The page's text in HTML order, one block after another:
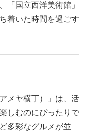
「国立西洋美術館」
着いた時間を過ごす
メヤ横丁）」は、活
しむのにぴったりで
多彩なグルメが並